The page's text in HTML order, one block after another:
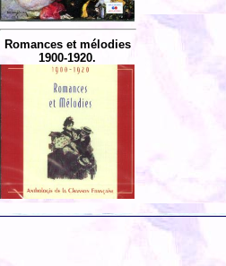
Romances et mélodies
1900-1920.